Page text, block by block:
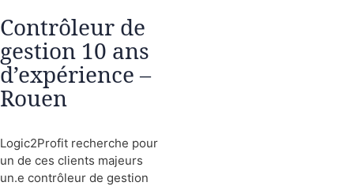
Contrôleur de
gestion 10 ans
d’expérience –
Rouen
Logic2Profit recherche pour
un de ces clients majeurs
un.e contrôleur de gestion